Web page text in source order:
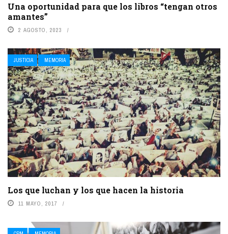
Una oportunidad para que los libros “tengan otros
amantes”
2 AGOSTO, 2023
JUSTICIA MEMORIA
Los que luchan y los que hacen la historia
11 MAYO, 2017